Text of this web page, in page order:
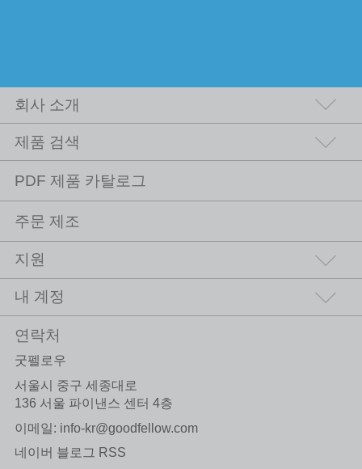
회사 소개
제품 검색
PDF 제품 카탈로그
주문 제조
지원
내 계정
연락처
굿펠로우
서울시 중구 세종대로
136 서울 파이낸스 센터 4층
이메일: info-kr@goodfellow.com
네이버 블로그 RSS